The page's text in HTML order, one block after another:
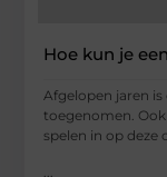
Hoe kun je
Afgelopen jaren
toegenomen.
spelen in op deze